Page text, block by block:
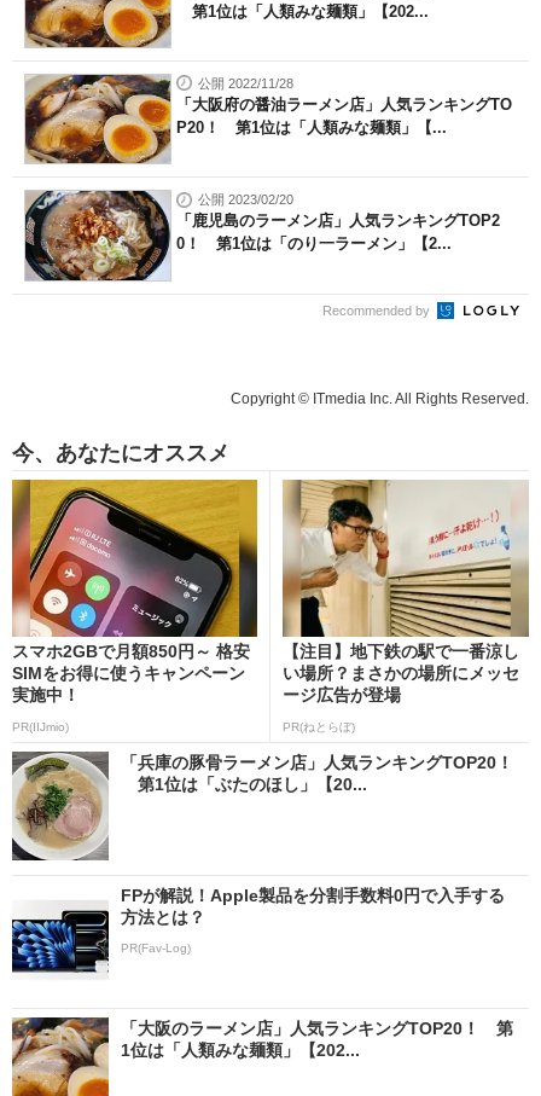
第1位は「人類みな麺類」【202...
公開 2022/11/28
「大阪府の醤油ラーメン店」人気ランキングTO
P20！ 第1位は「人類みな麺類」【...
公開 2023/02/20
「鹿児島のラーメン店」人気ランキングTOP2
0！ 第1位は「のり一ラーメン」【2...
Recommended by
Copyright © ITmedia Inc. All Rights Reserved.
今、あなたにオススメ
スマホ2GBで月額850円～ 格安
SIMをお得に使うキャンペーン
実施中！
PR(IIJmio)
【注目】地下鉄の駅で一番涼し
い場所？まさかの場所にメッセ
ージ広告が登場
PR(ねとらぼ)
「兵庫の豚骨ラーメン店」人気ランキングTOP20！
第1位は「ぶたのほし」【20...
FPが解説！Apple製品を分割手数料0円で入手する
方法とは？
PR(Fav-Log)
「大阪のラーメン店」人気ランキングTOP20！ 第
1位は「人類みな麺類」【202...